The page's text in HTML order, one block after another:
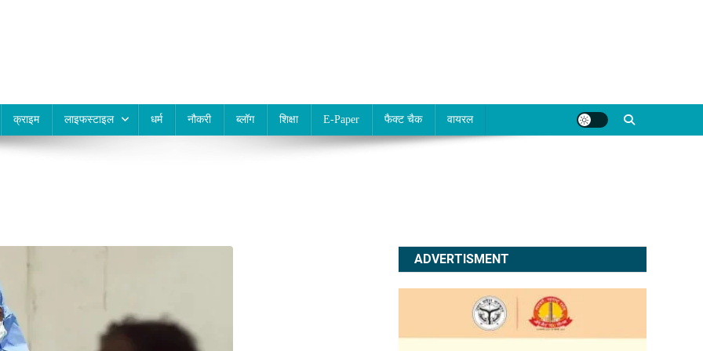
क्राइम लाइफस्टाइल धर्म नौकरी ब्लॉग शिक्षा E-Paper फैक्ट चैक वायरल
ADVERTISMENT